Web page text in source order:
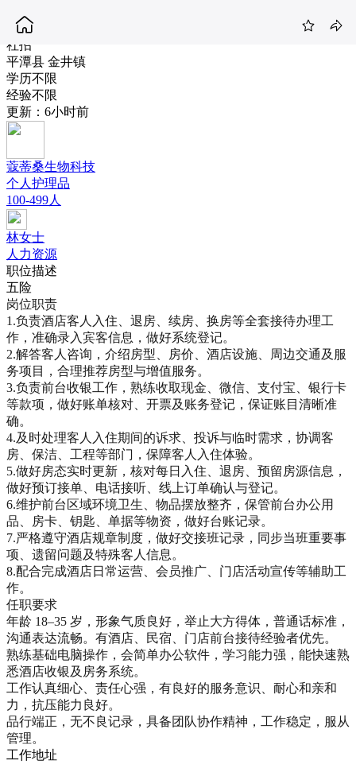
酒店前台
3-5K
社招
平潭县 金井镇
学历不限
经验不限
更新：6小时前
蔻蒂桑生物科技
个人护理品
100-499人
林女士
人力资源
职位描述
五险
岗位职责
1.负责酒店客人入住、退房、续房、换房等全套接待办理工
作，准确录入宾客信息，做好系统登记。
2.解答客人咨询，介绍房型、房价、酒店设施、周边交通及服
务项目，合理推荐房型与增值服务。
3.负责前台收银工作，熟练收取现金、微信、支付宝、银行卡
等款项，做好账单核对、开票及账务登记，保证账目清晰准
确。
4.及时处理客人入住期间的诉求、投诉与临时需求，协调客
房、保洁、工程等部门，保障客人入住体验。
5.做好房态实时更新，核对每日入住、退房、预留房源信息，
做好预订接单、电话接听、线上订单确认与登记。
6.维护前台区域环境卫生、物品摆放整齐，保管前台办公用
品、房卡、钥匙、单据等物资，做好台账记录。
7.严格遵守酒店规章制度，做好交接班记录，同步当班重要事
项、遗留问题及特殊客人信息。
8.配合完成酒店日常运营、会员推广、门店活动宣传等辅助工
作。
任职要求
年龄 18–35 岁，形象气质良好，举止大方得体，普通话标准，
沟通表达流畅。有酒店、民宿、门店前台接待经验者优先。
熟练基础电脑操作，会简单办公软件，学习能力强，能快速熟
悉酒店收银及房务系统。
工作认真细心、责任心强，有良好的服务意识、耐心和亲和
力，抗压能力良好。
品行端正，无不良记录，具备团队协作精神，工作稳定，服从
管理。
工作地址